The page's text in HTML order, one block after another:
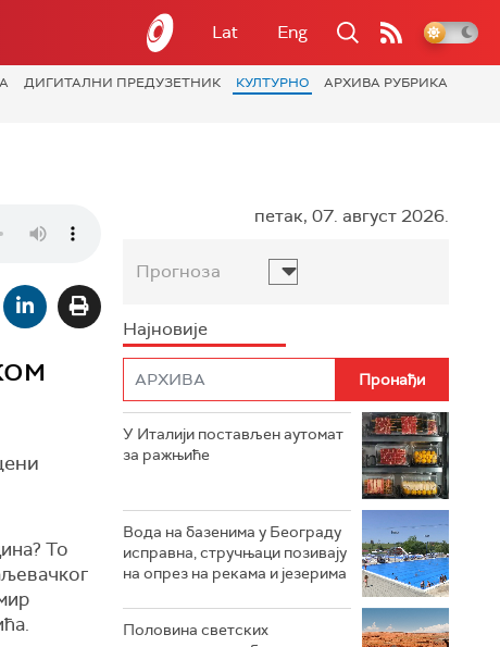
Lat Eng
ДИГИТАЛНИ ПРЕДУЗЕТНИК КУЛТУРНО
АРХИВА РУБРИКА
То
петак, 07. август 2026.
Прогноза
Најновије
У Италији постављен аутомат
за ражњиће
Вода на базенима у Београду
исправна, стручњаци позивају
на опрез на рекама и језерима
Половина светских